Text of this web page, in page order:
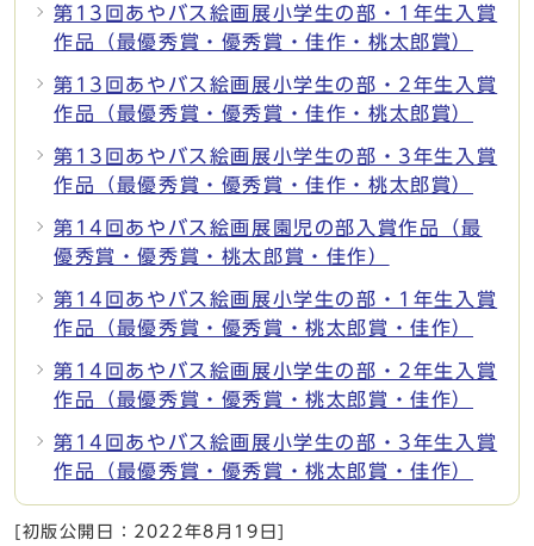
第13回あやバス絵画展小学生の部・1年生入賞
作品（最優秀賞・優秀賞・佳作・桃太郎賞）
第13回あやバス絵画展小学生の部・2年生入賞
作品（最優秀賞・優秀賞・佳作・桃太郎賞）
第13回あやバス絵画展小学生の部・3年生入賞
作品（最優秀賞・優秀賞・佳作・桃太郎賞）
第14回あやバス絵画展園児の部入賞作品（最
優秀賞・優秀賞・桃太郎賞・佳作）
第14回あやバス絵画展小学生の部・1年生入賞
作品（最優秀賞・優秀賞・桃太郎賞・佳作）
第14回あやバス絵画展小学生の部・2年生入賞
作品（最優秀賞・優秀賞・桃太郎賞・佳作）
第14回あやバス絵画展小学生の部・3年生入賞
作品（最優秀賞・優秀賞・桃太郎賞・佳作）
[初版公開日： 2022年8月19日